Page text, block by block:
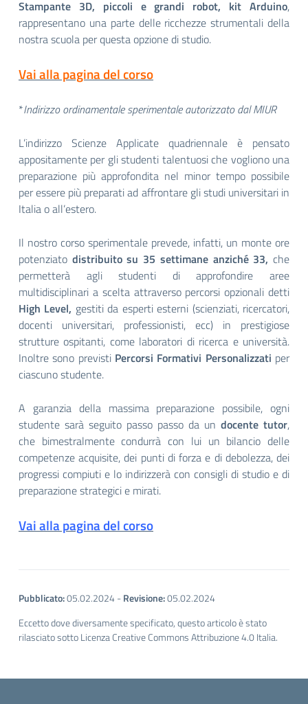
Stampante 3D, piccoli e grandi robot, kit Arduino,
rappresentano una parte delle ricchezze strumentali della
nostra scuola per questa opzione di studio.
Vai alla pagina del corso
*Indirizzo ordinamentale sperimentale autorizzato dal MIUR
L’indirizzo Scienze Applicate quadriennale è pensato
appositamente per gli studenti talentuosi che vogliono una
preparazione più approfondita nel minor tempo possibile
per essere più preparati ad affrontare gli studi universitari in
Italia o all’estero.
Il nostro corso sperimentale prevede, infatti, un monte ore
potenziato distribuito su 35 settimane anziché 33, che
permetterà agli studenti di approfondire aree
multidisciplinari a scelta attraverso percorsi opzionali detti
High Level, gestiti da esperti esterni (scienziati, ricercatori,
docenti universitari, professionisti, ecc) in prestigiose
strutture ospitanti, come laboratori di ricerca e università.
Inoltre sono previsti Percorsi Formativi Personalizzati per
ciascuno studente.
A garanzia della massima preparazione possibile, ogni
studente sarà seguito passo passo da un docente tutor,
che bimestralmente condurrà con lui un bilancio delle
competenze acquisite, dei punti di forza e di debolezza, dei
progressi compiuti e lo indirizzerà con consigli di studio e di
preparazione strategici e mirati.
Vai alla pagina del corso
Pubblicato:05.02.2024-Revisione:05.02.2024
Eccetto dove diversamente specificato, questo articolo è stato
rilasciato sotto Licenza Creative Commons Attribuzione 4.0 Italia.